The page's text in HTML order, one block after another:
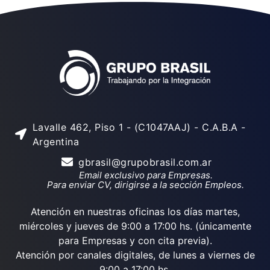
Lavalle 462, Piso 1 - (C1047AAJ) - C.A.B.A -
Argentina
gbrasil@grupobrasil.com.ar
Email exclusivo para Empresas.
Para enviar CV, dirigirse a la sección Empleos.
Atención en nuestras oficinas los días martes,
miércoles y jueves de 9:00 a 17:00 hs. (únicamente
para Empresas y con cita previa).
Atención por canales digitales, de lunes a viernes de